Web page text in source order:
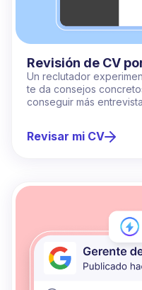
Revisión de CV
Un reclutador
te da consejos
conseguir más
Revisar mi CV